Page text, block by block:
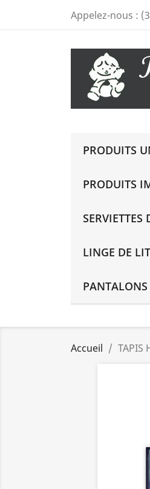
Appelez-nous :
PRODUITS
PRODUITS
SERVIETTES
LINGE DE
PANTALONS
Accueil TAPIS